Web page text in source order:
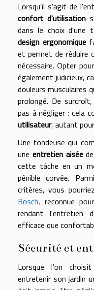
Lorsqu'il s'agit de
confort d'utilisation
dans le choix d'une
design ergonomique
et permet de réduire
nécessaire. Opter
également judicieux,
douleurs musculaires
prolongé. De
pas à négliger : cela
utilisateur, autant
Une tondeuse qui
une entretien aisée
cette tâche en un
pénible corvée.
critères, vous
Bosch, reconnue
rendant l'entretien
efficace que
Sécurité et
Lorsque l'on
entretenir son jardin